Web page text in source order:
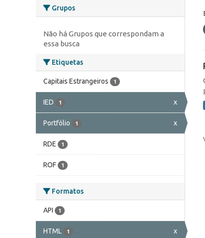
Grupos
Não há Grupos que correspondam a
essa busca
Etiquetas
Capitais Estrangeiros 1
IED 1 x
Portfólio 1 x
RDE 1
ROF 1
Formatos
API 1
HTML 1 x